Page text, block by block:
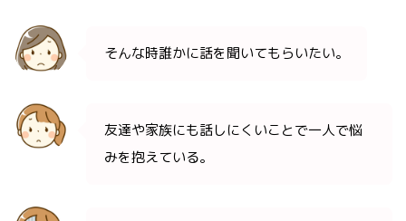
そんな時誰かに話を聞いてもらいたい。
友達や家族にも話しにくいことで一人で悩
みを抱えている。